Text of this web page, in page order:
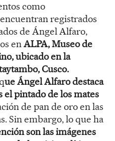
como
registrados
de Ángel Alfaro,
enALPA, Museo de
ubicado en la
Cusco.
ue Ángel Alfaro destaca
el pintado de los mates
de pan de oro en las
Sin embargo, lo que ha
son las imágenes